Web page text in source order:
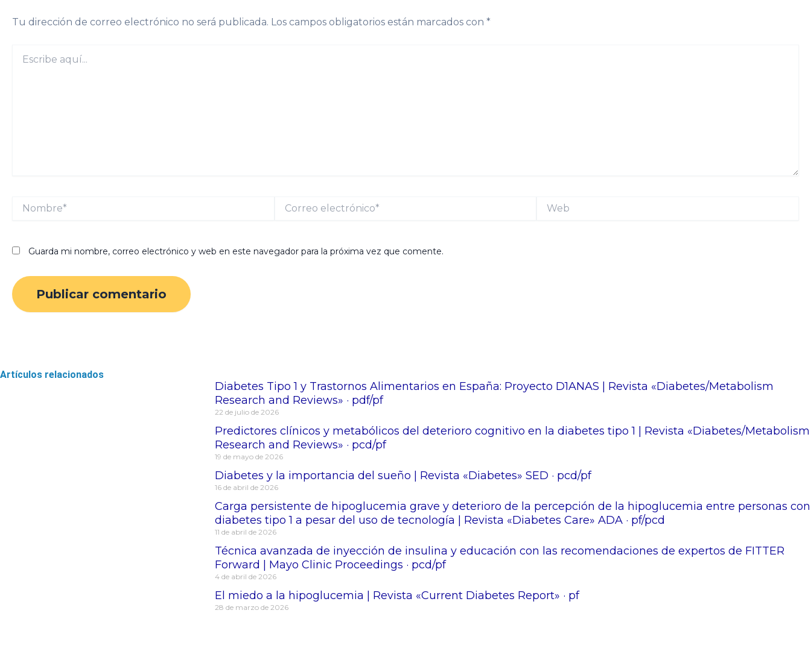
Tu dirección de correo electrónico no será publicada. Los campos obligatorios están marcados con *
aquí...
Nombre*
electrónico*
Guarda mi nombre, correo electrónico y web en este navegador para la próxima vez que comente.
Artículos relacionados
Diabetes Tipo 1 y Trastornos Alimentarios en España: Proyecto D1ANAS | Revista «Diabetes/Metabolism
Research and Reviews» · pdf/pf
22 de julio de 2026
Predictores clínicos y metabólicos del deterioro cognitivo en la diabetes tipo 1 | Revista «Diabetes/Metabolism
Research and Reviews» · pcd/pf
19 de mayo de 2026
Diabetes y la importancia del sueño | Revista «Diabetes» SED · pcd/pf
16 de abril de 2026
Carga persistente de hipoglucemia grave y deterioro de la percepción de la hipoglucemia entre personas con
diabetes tipo 1 a pesar del uso de tecnología | Revista «Diabetes Care» ADA · pf/pcd
11 de abril de 2026
Técnica avanzada de inyección de insulina y educación con las recomendaciones de expertos de FITTER
Forward | Mayo Clinic Proceedings · pcd/pf
4 de abril de 2026
El miedo a la hipoglucemia | Revista «Current Diabetes Report» · pf
28 de marzo de 2026